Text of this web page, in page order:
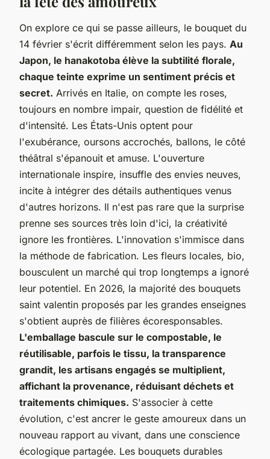
On explore ce qui se passe ailleurs, le bouquet du
14 février s'écrit différemment selon les pays. Au
Japon, le hanakotoba élève la subtilité florale,
chaque teinte exprime un sentiment précis et
secret. Arrivés en Italie, on compte les roses,
toujours en nombre impair, question de fidélité et
d'intensité. Les États-Unis optent pour
l'exubérance, oursons accrochés, ballons, le côté
théâtral s'épanouit et amuse. L'ouverture
internationale inspire, insuffle des envies neuves,
incite à intégrer des détails authentiques venus
d'autres horizons. Il n'est pas rare que la surprise
prenne ses sources très loin d'ici, la créativité
ignore les frontières. L'innovation s'immisce dans
la méthode de fabrication. Les fleurs locales, bio,
bousculent un marché qui trop longtemps a ignoré
leur potentiel. En 2026, la majorité des bouquets
saint valentin proposés par les grandes enseignes
s'obtient auprès de filières écoresponsables.
L'emballage bascule sur le compostable, le
réutilisable, parfois le tissu, la transparence
grandit, les artisans engagés se multiplient,
affichant la provenance, réduisant déchets et
traitements chimiques. S'associer à cette
évolution, c'est ancrer le geste amoureux dans un
nouveau rapport au vivant, dans une conscience
écologique partagée. Les bouquets durables